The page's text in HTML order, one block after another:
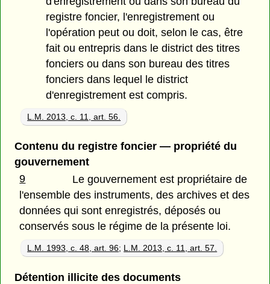
registre foncier, l'enregistrement ou
l'opération peut ou doit, selon le cas, être
fait ou entrepris dans le district des titres
fonciers ou dans son bureau des titres
fonciers dans lequel le district
d'enregistrement est compris.
L.M. 2013, c. 11, art. 56.
Contenu du registre foncier — propriété du
gouvernement
9
Le gouvernement est propriétaire de
l'ensemble des instruments, des archives et des
données qui sont enregistrés, déposés ou
conservés sous le régime de la présente loi.
L.M. 1993, c. 48, art. 96; L.M. 2013, c. 11, art. 57.
Détention illicite des documents